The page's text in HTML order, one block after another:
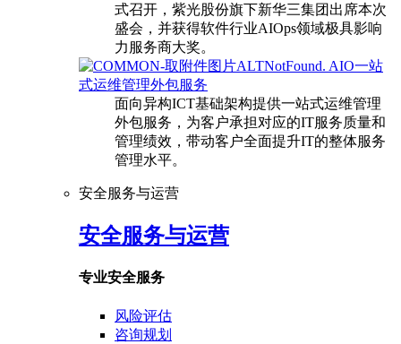
式召开，紫光股份旗下新华三集团出席本次
盛会，并获得软件行业AIOps领域极具影响
力服务商大奖。
AIO一站
式运维管理外包服务
面向异构ICT基础架构提供一站式运维管理
外包服务，为客户承担对应的IT服务质量和
管理绩效，带动客户全面提升IT的整体服务
管理水平。
安全服务与运营
安全服务与运营
专业安全服务
风险评估
咨询规划